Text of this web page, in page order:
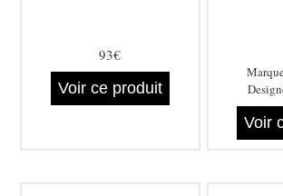
93€
Voir ce produit
Voir